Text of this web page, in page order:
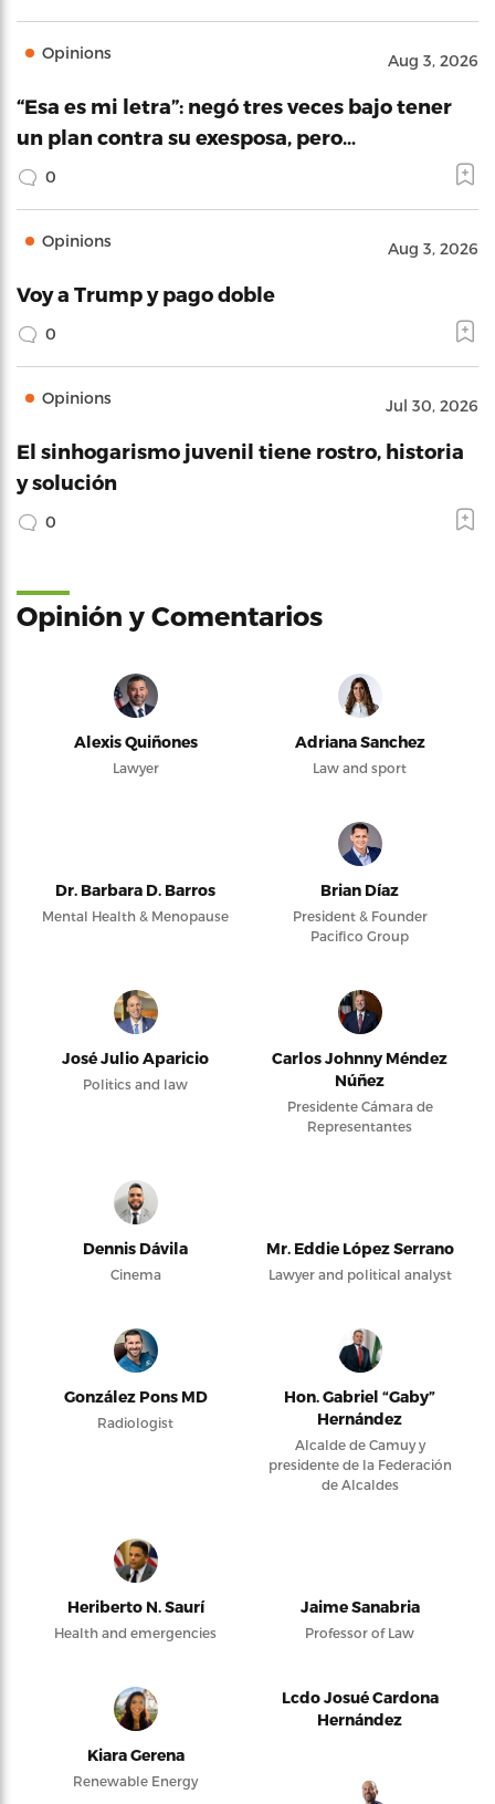
Opinions Aug 3, 2026
“Esa es mi letra”: negó tres veces bajo tener
un plan contra su exesposa, pero…
0
Opinions Aug 3, 2026
Voy a Trump y pago doble
0
Opinions Jul 30, 2026
El sinhogarismo juvenil tiene rostro, historia
y solución
0
Opinión y Comentarios
Alexis Quiñones
Lawyer
Adriana Sanchez
Law and sport
Dr. Barbara D. Barros
Mental Health & Menopause
Brian Díaz
President & Founder
Pacifico Group
José Julio Aparicio
Politics and law
Carlos Johnny Méndez
Núñez
Presidente Cámara de
Representantes
Dennis Dávila
Cinema
Mr. Eddie López Serrano
Lawyer and political analyst
González Pons MD
Radiologist
Hon. Gabriel “Gaby”
Hernández
Alcalde de Camuy y
presidente de la Federación
de Alcaldes
Heriberto N. Saurí
Health and emergencies
Jaime Sanabria
Professor of Law
Kiara Gerena
Renewable Energy
Lcdo Josué Cardona
Hernández